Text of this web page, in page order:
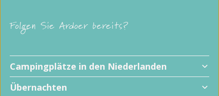
Folgen Sie Ardoer bereits?
Campingplätze in den Niederlanden
Übernachten